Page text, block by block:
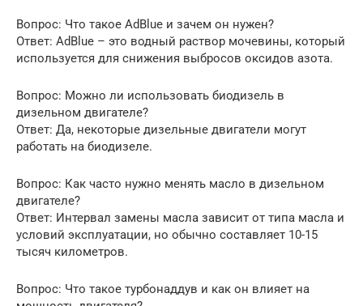
Вопрос: Что такое AdBlue и зачем он нужен?
Ответ: AdBlue – это водный раствор мочевины, который
используется для снижения выбросов оксидов азота.
Вопрос: Можно ли использовать биодизель в
дизельном двигателе?
Ответ: Да, некоторые дизельные двигатели могут
работать на биодизеле.
Вопрос: Как часто нужно менять масло в дизельном
двигателе?
Ответ: Интервал замены масла зависит от типа масла и
условий эксплуатации, но обычно составляет 10-15
тысяч километров.
Вопрос: Что такое турбонаддув и как он влияет на